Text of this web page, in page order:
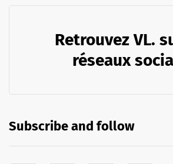
Retrouvez VL.
réseaux
Subscribe and follow